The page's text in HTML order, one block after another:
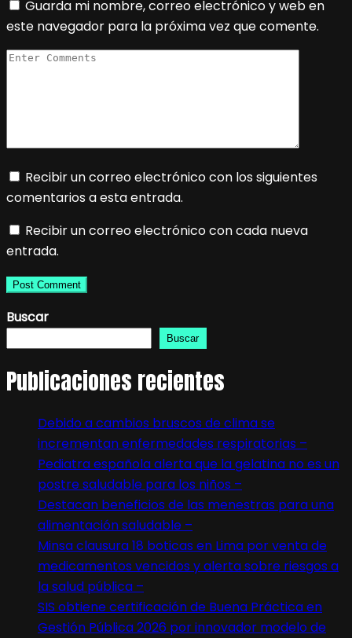
Guarda mi nombre, correo electrónico y web en
este navegador para la próxima vez que comente.
Recibir un correo electrónico con los siguientes
comentarios a esta entrada.
Recibir un correo electrónico con cada nueva
entrada.
Buscar
Buscar
Publicaciones recientes
Debido a cambios bruscos de clima se
incrementan enfermedades respiratorias –
Pediatra española alerta que la gelatina no es un
postre saludable para los niños –
Destacan beneficios de las menestras para una
alimentación saludable –
Minsa clausura 18 boticas en Lima por venta de
medicamentos vencidos y alerta sobre riesgos a
la salud pública –
SIS obtiene certificación de Buena Práctica en
Gestión Pública 2026 por innovador modelo de